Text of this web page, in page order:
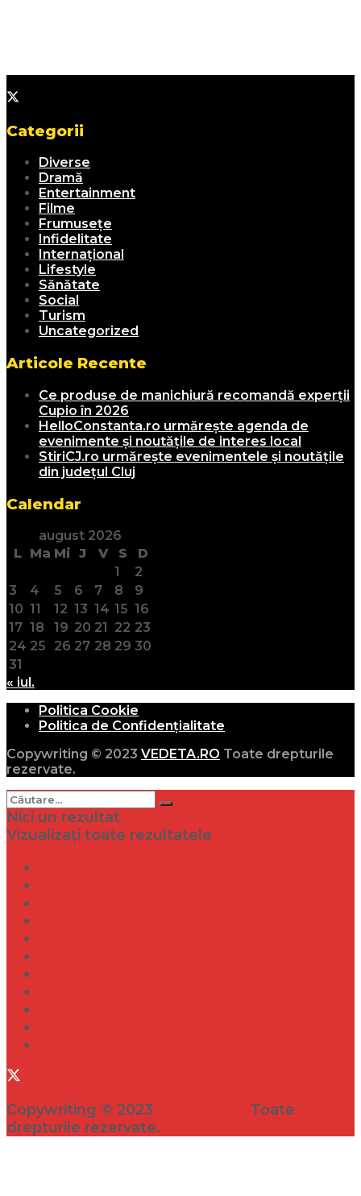
Categorii
Diverse
Dramă
Entertainment
Filme
Frumusețe
Infidelitate
Internațional
Lifestyle
Sănătate
Social
Turism
Uncategorized
Articole Recente
Ce produse de manichiură recomandă experții
Cupio în 2026
HelloConstanta.ro urmărește agenda de
evenimente și noutățile de interes local
StiriCJ.ro urmărește evenimentele și noutățile
din județul Cluj
Calendar
august 2026
L Ma Mi J V S
D
1
2
3
4 5 6 7 8
9
10 11 12 13 14 15 16
17 18 19 20 21 22 23
24 25 26 27 28 29 30
31
« iul.
Politica Cookie
Politica de Confidențialitate
Copywriting © 2023 VEDETA.RO Toate drepturile
rezervate.
Nici un rezultat
Vizualizați toate rezultatele
Copywriting © 2023
Toate
drepturile rezervate.